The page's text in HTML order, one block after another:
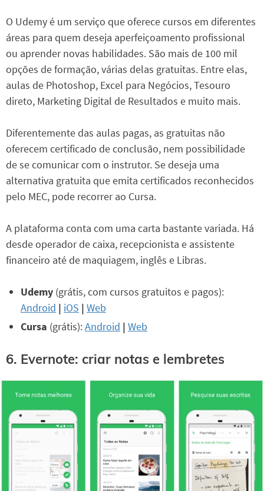
O Udemy é um serviço que oferece cursos em diferentes
áreas para quem deseja aperfeiçoamento profissional
ou aprender novas habilidades. São mais de 100 mil
opções de formação, várias delas gratuitas. Entre elas,
aulas de Photoshop, Excel para Negócios, Tesouro
direto, Marketing Digital de Resultados e muito mais.
Diferentemente das aulas pagas, as gratuitas não
oferecem certificado de conclusão, nem possibilidade
de se comunicar com o instrutor. Se deseja uma
alternativa gratuita que emita certificados reconhecidos
pelo MEC, pode recorrer ao Cursa.
A plataforma conta com uma carta bastante variada. Há
desde operador de caixa, recepcionista e assistente
financeiro até de maquiagem, inglês e Libras.
Udemy (grátis, com cursos gratuitos e pagos):
Android | iOS | Web
Cursa (grátis):Android | Web
6. Evernote: criar notas e lembretes